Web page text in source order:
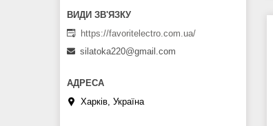
https://favoritelectro.com.ua/
silatoka220@gmail.com
Харків, Україна